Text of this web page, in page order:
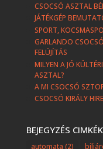
CSOCSÓ ASZTAL
JÁTÉKGÉP
SPORT,
GARLANDO
FELÚJÍTÁS
MILYEN A JÓ
ASZTAL?
A MI CSOCSÓ
CSOCSÓ KIRÁLY
BEJEGYZÉS CIMKÉK
automata (2)